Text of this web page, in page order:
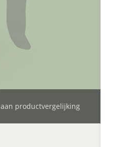
productvergelijking